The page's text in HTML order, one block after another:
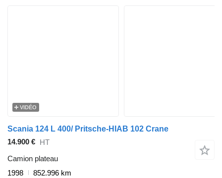
VIDÉO
Scania 124 L 400/ Pritsche-HIAB 102 Crane
14.900 € HT
Camion plateau
1998
852.996 km